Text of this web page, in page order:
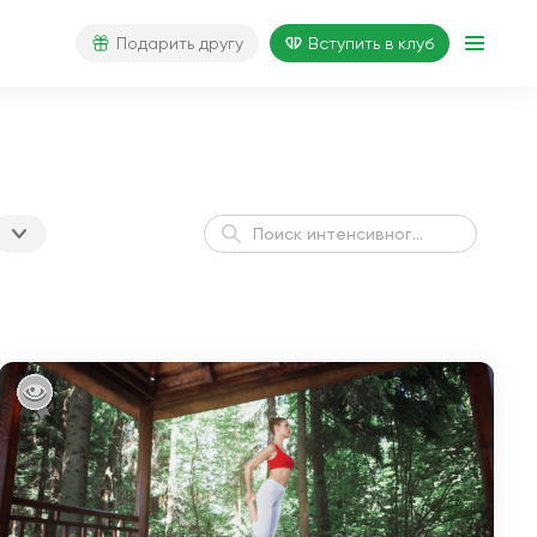
Подарить другу Вступить в клуб
за 21 день
Йога для начинающих
за 14 дней
2 недели